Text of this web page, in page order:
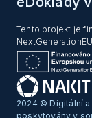
Tento projekt je
2024 © Digitální
poskytovány v